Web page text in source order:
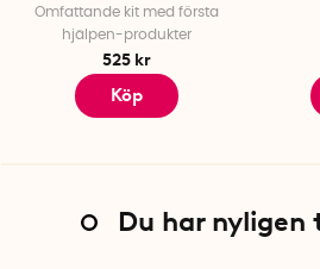
Omfattande kit med första
hjälpen-produkter
525 kr
Köp
Du har